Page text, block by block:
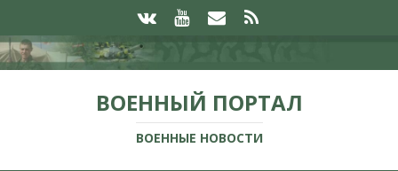
ВОЕННЫЙ ПОРТАЛ
ВОЕННЫЕ НОВОСТИ